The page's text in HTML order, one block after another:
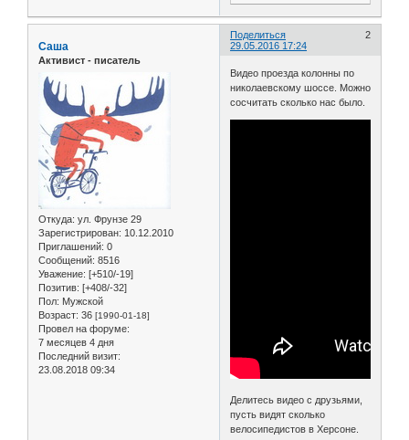
Поделиться
2
29.05.2016 17:24
Саша
Активист - писатель
Откуда: ул. Фрунзе 29
Зарегистрирован: 10.12.2010
Приглашений: 0
Сообщений: 8516
Уважение: [+510/-19]
Позитив: [+408/-32]
Пол: Мужской
Возраст: 36 [1990-01-18]
Провел на форуме:
7 месяцев 4 дня
Последний визит:
23.08.2018 09:34
Видео проезда колонны по
николаевскому шоссе. Можно
сосчитать сколько нас было.
Делитесь видео с друзьями,
пусть видят сколько
велосипедистов в Херсоне.